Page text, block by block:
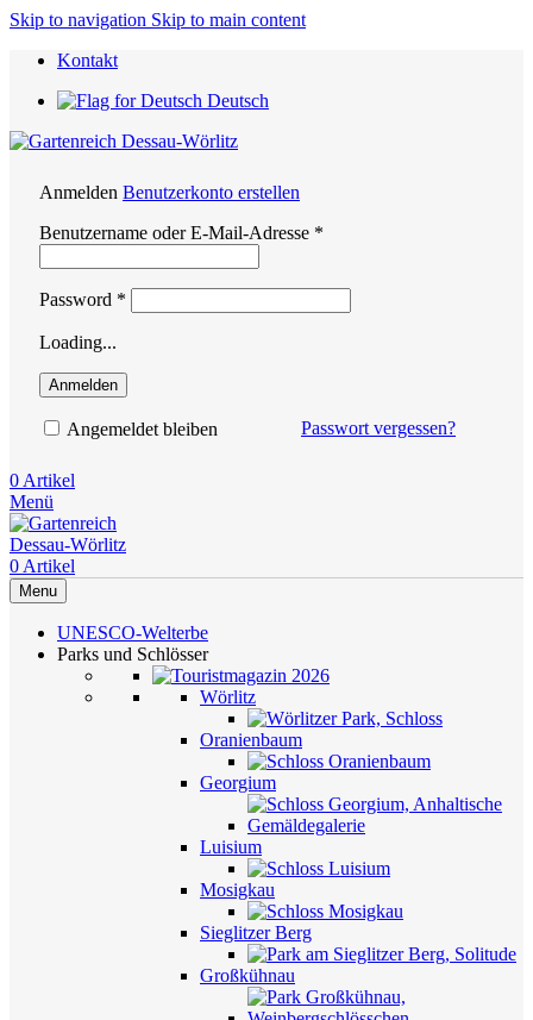
Skip to navigation Skip to main content
Kontakt
Deutsch
Anmelden Benutzerkonto erstellen
Benutzername oder E-Mail-Adresse *
Password *
Loading...
Anmelden
Passwort vergessen?
Angemeldet bleiben
0 Artikel
Menü
0 Artikel
Menu
UNESCO-Welterbe
Parks und Schlösser
Wörlitz
Oranienbaum
Georgium
Luisium
Mosigkau
Sieglitzer Berg
Großkühnau